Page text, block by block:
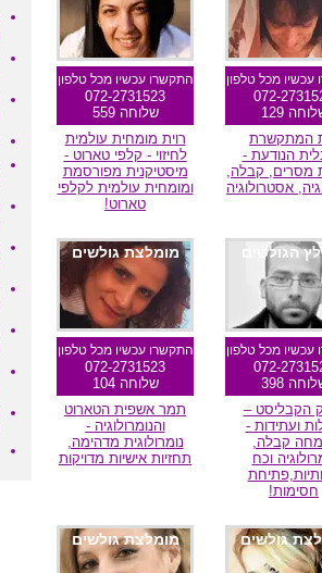
עכשיו מכל טלפון
072-
129
המתקשרת
הנודעת -
מסרים, קבלה,
אסטרולוגיה
התקשרו עכשיו מכל טלפון
072-2731523
שלוחה 559
רוית מומחית עולמית
לחיזוי - קלפי טארוט -
מיסטיקנית מפורסמת
ומומחית עולמית לקלפי
טארוט!
הגולשים
עכשיו מכל טלפון
072-
398
הקבליסט –
ועתידות -
קבלה,
וכח
חסימות!
מומלצת גולשים
התקשרו עכשיו מכל טלפון
072-2731523
שלוחה 104
תמר אשפית הטארוט
והנומרולוגיה -
נומרולוגית מדהימה,
תחזיות אישיות מדויקות
גולשים מומלצת גולשים